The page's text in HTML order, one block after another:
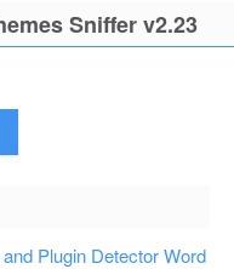
Sniffer v2.23
Plugin Detector Word